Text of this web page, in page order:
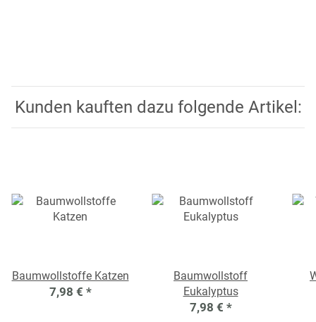
Kunden kauften dazu folgende Artikel:
Baumwollstoffe Katzen
7,98 € *
Baumwollstoff
Eukalyptus
7,98 € *